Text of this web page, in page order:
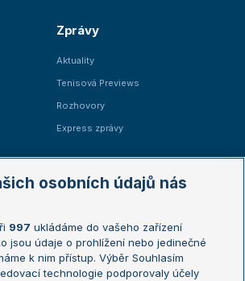
Zprávy
Aktuality
Tenisová Previews
Rozhovory
Express zprávy
Australian Open
French Open
Wimbledon
osobních údajů nás
997 ukládáme do vašeho zařízení
jsou údaje o prohlížení nebo jedinečné
k nim přístup. Výběr Souhlasím
technologie podporovaly účely